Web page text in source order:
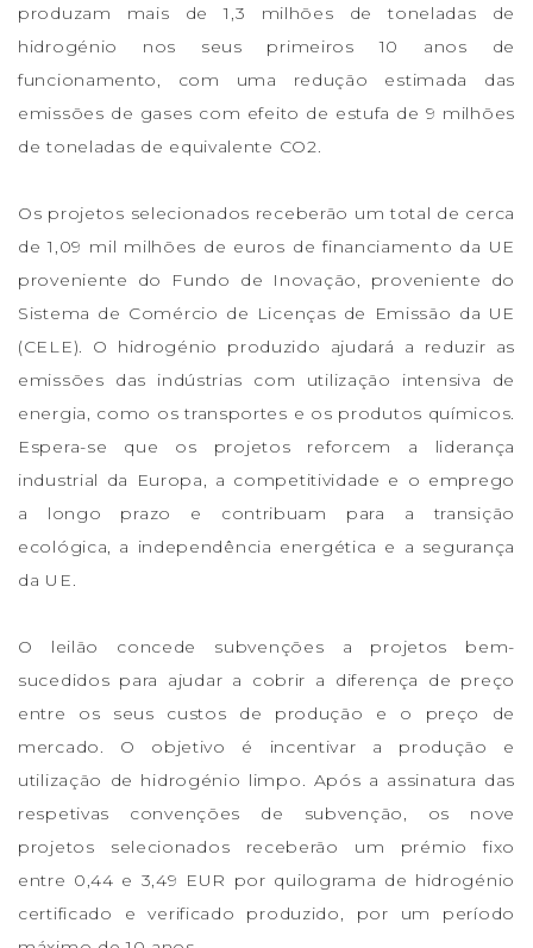
produzam mais de 1,3 milhões de toneladas de
hidrogénio nos seus primeiros 10 anos de
funcionamento, com uma redução estimada das
emissões de gases com efeito de estufa de 9 milhões
de toneladas de equivalente CO2.
Os projetos selecionados receberão um total de cerca
de 1,09 mil milhões de euros de financiamento da UE
proveniente do Fundo de Inovação, proveniente do
Sistema de Comércio de Licenças de Emissão da UE
(CELE). O hidrogénio produzido ajudará a reduzir as
emissões das indústrias com utilização intensiva de
energia, como os transportes e os produtos químicos.
Espera-se que os projetos reforcem a liderança
industrial da Europa, a competitividade e o emprego
a longo prazo e contribuam para a transição
ecológica, a independência energética e a segurança
da UE.
O leilão concede subvenções a projetos bem-
sucedidos para ajudar a cobrir a diferença de preço
entre os seus custos de produção e o preço de
mercado. O objetivo é incentivar a produção e
utilização de hidrogénio limpo. Após a assinatura das
respetivas convenções de subvenção, os nove
projetos selecionados receberão um prémio fixo
entre 0,44 e 3,49 EUR por quilograma de hidrogénio
certificado e verificado produzido, por um período